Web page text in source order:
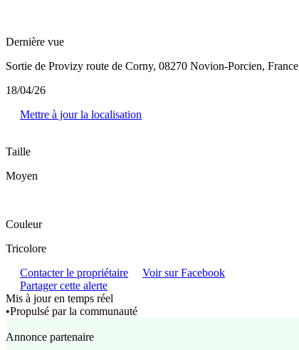
Dernière vue
Sortie de Provizy route de Corny, 08270 Novion-Porcien, France
18/04/26
Mettre à jour la localisation
Taille
Moyen
Couleur
Tricolore
Contacter le propriétaire
Voir sur Facebook
Partager cette alerte
Mis à jour en temps réel
•Propulsé par la communauté
Annonce partenaire